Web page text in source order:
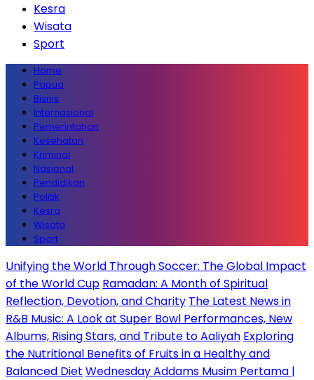
Kesra
Wisata
Sport
Home
Papua
Bisnis
Internasional
Pemerintahan
Kesehatan
Kriminal
Nasional
Pendidikan
Politik
Kesra
Wisata
Sport
Unifying the World Through Soccer: The Global Impact
of the World Cup Ramadan: A Month of Spiritual
Reflection, Devotion, and Charity The Latest News in
R&B Music: A Look at Super Bowl Performances, New
Albums, Rising Stars, and Tribute to Aaliyah Exploring
the Nutritional Benefits of Fruits in a Healthy and
Balanced Diet Wednesday Addams Musim Pertama |